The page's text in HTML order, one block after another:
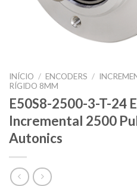
INÍCIO / ENCODERS /
RÍGIDO 8MM
E50S8-2500-3-T-24
Incremental 2500
Autonics